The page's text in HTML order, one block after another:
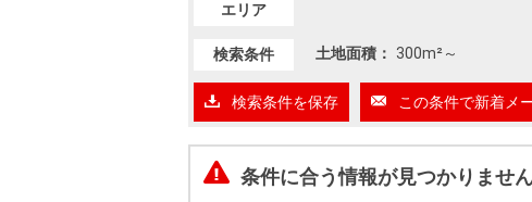
投資用物件を探す
購入向けサービス
売却時手取り金額試算
売却向けサービス
エリア
検索条件 土地面積： 300m²～
検索条件を保存 この条件で新着メ
条件に合う情報が見つかりません